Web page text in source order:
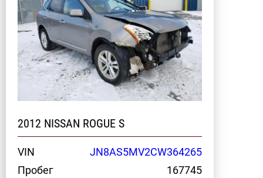
2012 NISSAN ROGUE S
VIN
JN8AS5MV2CW364265
Пробег
167745